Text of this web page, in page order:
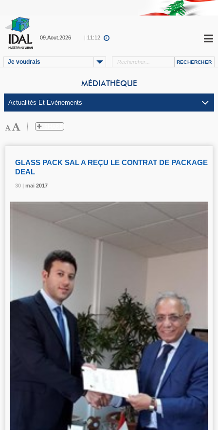
09.Aout.2026 | 11:12
Je voudrais
MÉDIATHÈQUE
30 | mai 2017
GLASS PACK SAL A REÇU LE CONTRAT DE PACKAGE
DEAL
30 | mai 2017
30 | mai 2017